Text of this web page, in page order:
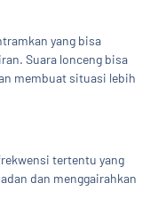
yang bisa
Suara lonceng bisa
membuat situasi lebih
tertentu yang
dan menggairahkan